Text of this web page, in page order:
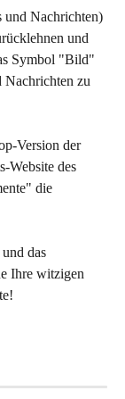
und Nachrichten)
und
Symbol "Bild"
Nachrichten zu
Version der
Website des
die
das
Ihre witzigen